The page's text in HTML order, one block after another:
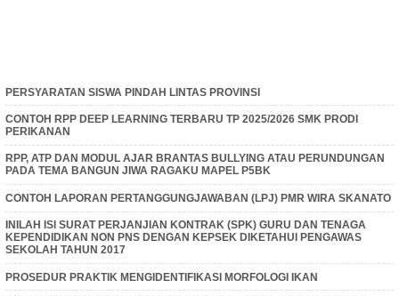
PERSYARATAN SISWA PINDAH LINTAS PROVINSI
CONTOH RPP DEEP LEARNING TERBARU TP 2025/2026 SMK PRODI
PERIKANAN
RPP, ATP DAN MODUL AJAR BRANTAS BULLYING ATAU PERUNDUNGAN
PADA TEMA BANGUN JIWA RAGAKU MAPEL P5BK
CONTOH LAPORAN PERTANGGUNGJAWABAN (LPJ) PMR WIRA SKANATO
INILAH ISI SURAT PERJANJIAN KONTRAK (SPK) GURU DAN TENAGA
KEPENDIDIKAN NON PNS DENGAN KEPSEK DIKETAHUI PENGAWAS
SEKOLAH TAHUN 2017
PROSEDUR PRAKTIK MENGIDENTIFIKASI MORFOLOGI IKAN